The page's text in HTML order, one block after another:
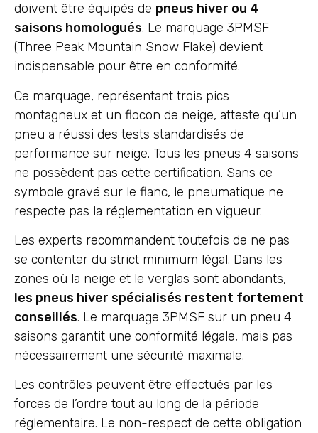
doivent être équipés de pneus hiver ou 4
saisons homologués. Le marquage 3PMSF
(Three Peak Mountain Snow Flake) devient
indispensable pour être en conformité.
Ce marquage, représentant trois pics
montagneux et un flocon de neige, atteste qu’un
pneu a réussi des tests standardisés de
performance sur neige. Tous les pneus 4 saisons
ne possèdent pas cette certification. Sans ce
symbole gravé sur le flanc, le pneumatique ne
respecte pas la réglementation en vigueur.
Les experts recommandent toutefois de ne pas
se contenter du strict minimum légal. Dans les
zones où la neige et le verglas sont abondants,
les pneus hiver spécialisés restent fortement
conseillés. Le marquage 3PMSF sur un pneu 4
saisons garantit une conformité légale, mais pas
nécessairement une sécurité maximale.
Les contrôles peuvent être effectués par les
forces de l’ordre tout au long de la période
réglementaire. Le non-respect de cette obligation